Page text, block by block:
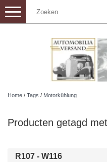
Toggle
navigation
Home / Tags / Motorkühlung
Producten getagd
R107 - W116